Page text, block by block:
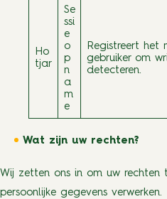
Ho
tjar
Se
ssi
e
o
p
n
a
m
e
Registreert
gebruiker om
detecteren.
Wat zijn uw rechten?
Wij zetten ons in om uw rechten
persoonlijke gegevens verwerken.